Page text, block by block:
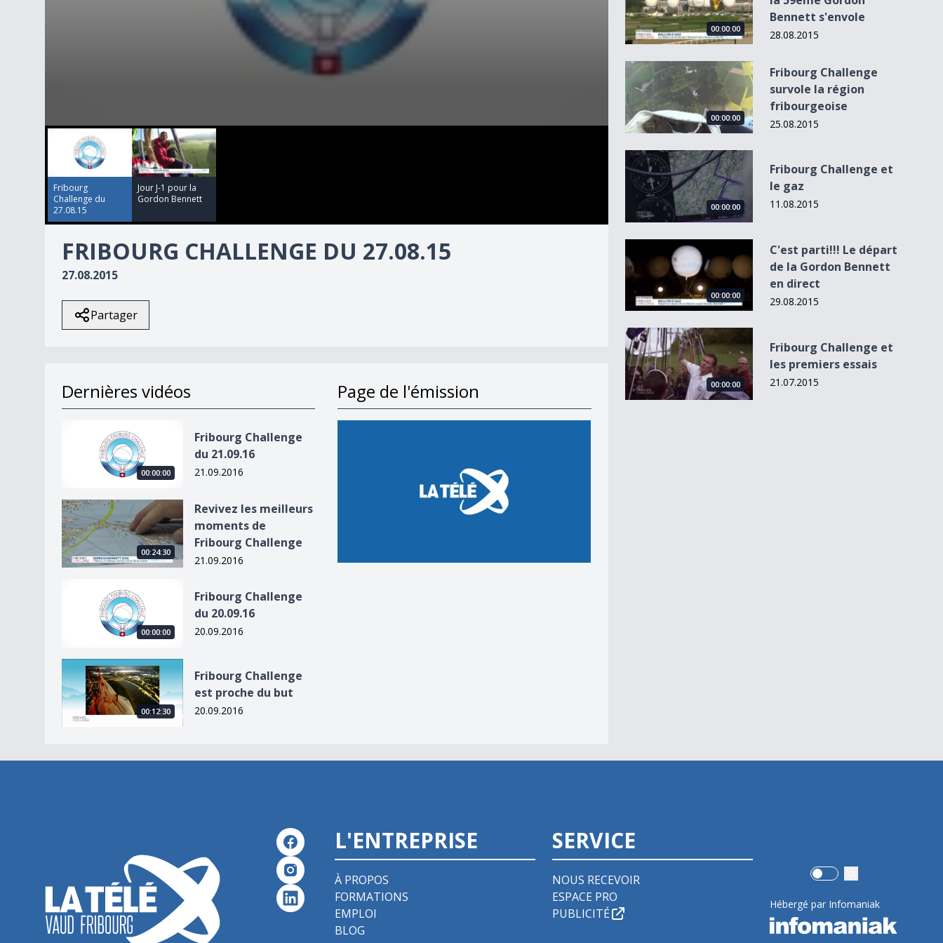
0
seconds
minutes,
56
secondsVolume
90%
Fribourg
Challenge du
27.08.15
Jour J-1 pour la
Gordon Bennett
FRIBOURG CHALLENGE DU 27.08.15
27.08.2015
Partager
Dernières vidéos
Fribourg Challenge du 21.09.16
00:00:00
Fribourg Challenge
du 21.09.16
21.09.2016
Revivez les meilleurs moments de Fribourg Challenge
00:24:30
Revivez les meilleurs
moments de
Fribourg Challenge
21.09.2016
Fribourg Challenge du 20.09.16
00:00:00
Fribourg Challenge
du 20.09.16
20.09.2016
Fribourg Challenge est proche du but
00:12:30
Fribourg Challenge
est proche du but
20.09.2016
Page de l'émission
00:00:00
Bennett s'envole
28.08.2015
Fribourg Challenge survole la région fribourgeoise
00:00:00
Fribourg Challenge
survole la région
fribourgeoise
25.08.2015
Fribourg Challenge et le gaz
00:00:00
Fribourg Challenge et
le gaz
11.08.2015
C&#039;est parti!!! Le départ de la Gordon Bennett en direct
00:00:00
C'est parti!!! Le départ
de la Gordon Bennett
en direct
29.08.2015
Fribourg Challenge et les premiers essais
00:00:00
Fribourg Challenge et
les premiers essais
21.07.2015
L'ENTREPRISE
À PROPOS
FORMATIONS
EMPLOI
BLOG
SERVICE
NOUS RECEVOIR
ESPACE PRO
PUBLICITÉ
Use setting
Hébergé par Infomaniak